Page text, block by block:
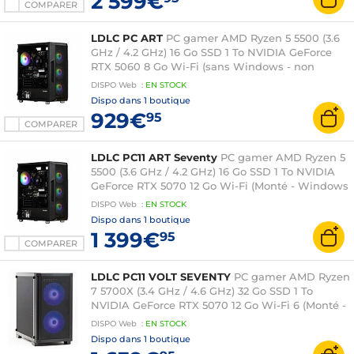
COMPARER
COMPARER
LDLC PC ART PC gamer AMD Ryzen 5 5500 (3.6
GHz / 4.2 GHz) 16 Go SSD 1 To NVIDIA GeForce
RTX 5060 8 Go Wi-Fi (sans Windows - non
monté)
DISPO Web : EN STOCK
Dispo dans 1 boutique
929€95
COMPARER
LDLC PC11 ART Seventy PC gamer AMD Ryzen 5
5500 (3.6 GHz / 4.2 GHz) 16 Go SSD 1 To NVIDIA
GeForce RTX 5070 12 Go Wi-Fi (Monté - Windows
11 en version d'essai)
DISPO Web : EN STOCK
Dispo dans 1 boutique
1 399€95
LDLC PC11 VOLT SEVENTY PC gamer AMD Ryzen
7 5700X (3.4 GHz / 4.6 GHz) 32 Go SSD 1 To
NVIDIA GeForce RTX 5070 12 Go Wi-Fi 6 (Monté -
Windows 11 en version d'essai)
DISPO Web : EN STOCK
Dispo dans 1 boutique